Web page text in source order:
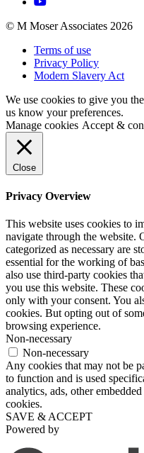
© M Moser Associates 2026
Terms of use
Privacy Policy
Modern Slavery Act
We use cookies to give you
us know your preferences.
Manage cookies Accept &
Close
Privacy Overview
This website uses cookies to
navigate through the website.
categorized as necessary are
essential for the working of
also use third-party cookies
you use this website. These
only with your consent. You
cookies. But opting out of
browsing experience.
Non-necessary
Non-necessary
Any cookies that may not be
to function and is used
analytics, ads, other
cookies.
SAVE & ACCEPT
Powered by